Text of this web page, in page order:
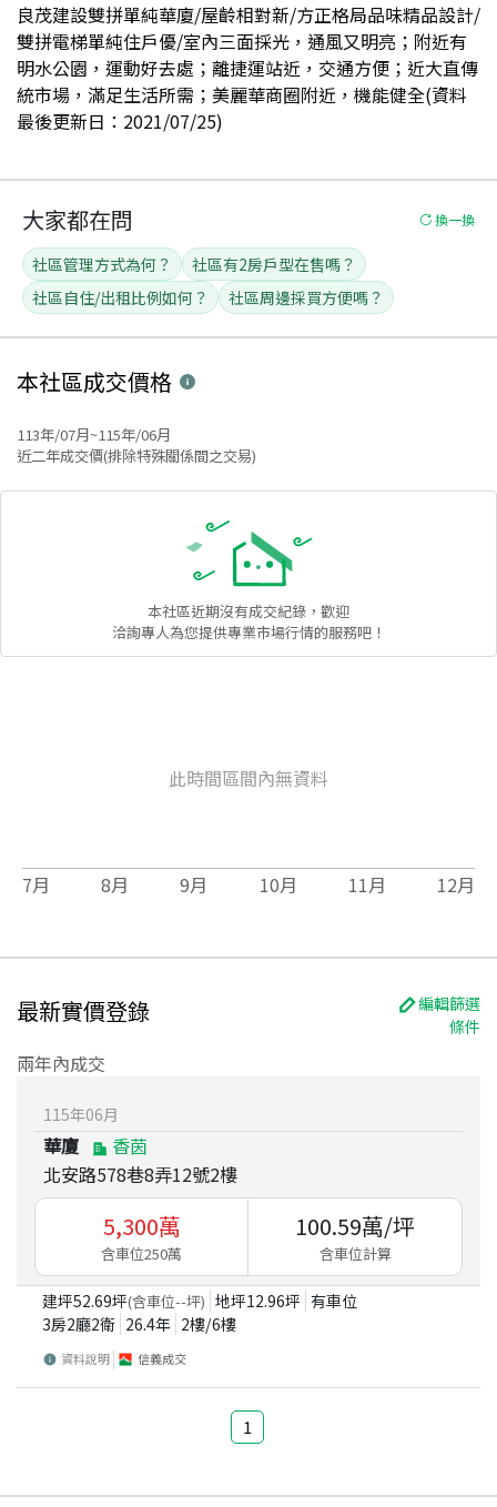
良茂建設雙拼單純華廈/屋齡相對新/方正格局品味精品設計/
雙拼電梯單純住戶優/室內三面採光，通風又明亮；附近有
明水公園，運動好去處；離捷運站近，交通方便；近大直傳
統市場，滿足生活所需；美麗華商圈附近，機能健全(資料
最後更新日：2021/07/25)
大家都在問 換一換
社區管理方式為何？
社區有2房戶型在售嗎？
社區自住/出租比例如何？
社區周邊採買方便嗎？
本社區成交價格
113年/07月~115年/06月
近二年成交價(排除特殊關係間之交易)
本社區近期沒有成交紀錄，歡迎
洽詢專人為您提供專業市場行情的服務吧！
此時間區間內無資料
7月 8月 9月 10月 11月 12月
最新實價登錄
編輯篩選
條件
兩年內成交
115年06月
華廈
香茵
北安路578巷8弄12號2樓
5,300萬
含車位250萬
100.59萬/坪
含車位計算
建坪52.69坪(含車位--坪) 地坪12.96坪 有車位
3房2廳2衛 26.4年 2樓/6樓
資料說明 信義成交
1